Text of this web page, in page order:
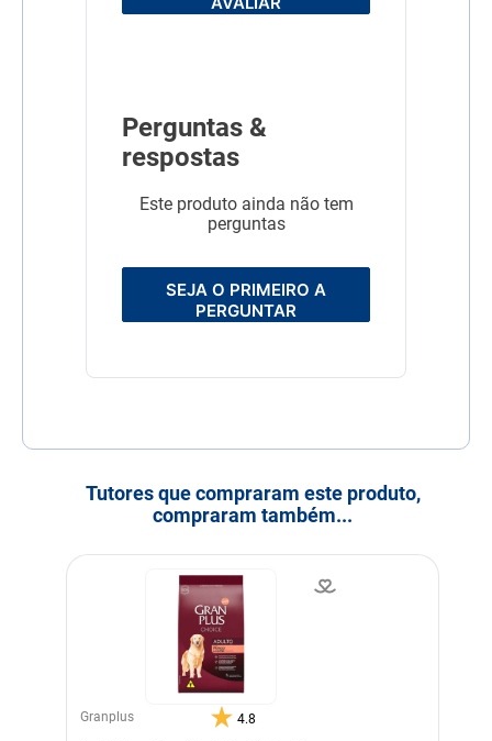
Perguntas &
respostas
Este produto ainda não tem
perguntas
SEJA O PRIMEIRO A
PERGUNTAR
Tutores que compraram este produto,
compraram também...
Granplus 4.8